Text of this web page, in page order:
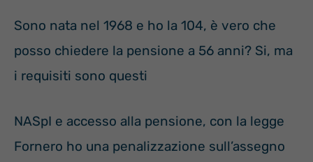
Sono nata nel 1968 e ho la 104, è vero che
posso chiedere la pensione a 56 anni? Si, ma
i requisiti sono questi
NASpI e accesso alla pensione, con la legge
Fornero ho una penalizzazione sull’assegno